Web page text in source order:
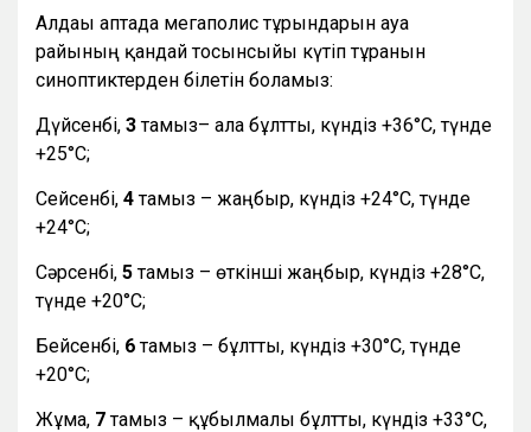
Алдағы аптада мегаполис тұрғындарын ауа
райының қандай тосынсыйы күтіп тұрғанын
синоптиктерден білетін боламыз:
Дүйсенбі, 3тамыз– ала бұлтты, күндіз +36°С, түнде
+25°С;
Сейсенбі, 4тамыз – жаңбыр, күндіз +24°С, түнде
+24°С;
Сәрсенбі, 5тамыз – өткінші жаңбыр, күндіз +28°С,
түнде +20°С;
Бейсенбі, 6тамыз – бұлтты, күндіз +30°С, түнде
+20°С;
Жұма, 7тамыз – құбылмалы бұлтты, күндіз +33°С,